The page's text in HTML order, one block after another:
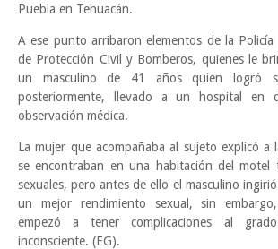
Puebla en Tehuacán.
A ese punto arribaron elementos de la Policía
de Protección Civil y Bomberos, quienes le
un masculino de 41 años quien logró
posteriormente, llevado a un hospital en
observación médica.
La mujer que acompañaba al sujeto explicó a
se encontraban en una habitación del motel
sexuales, pero antes de ello el masculino
un mejor rendimiento sexual, sin
empezó a tener complicaciones al
inconsciente. (EG).